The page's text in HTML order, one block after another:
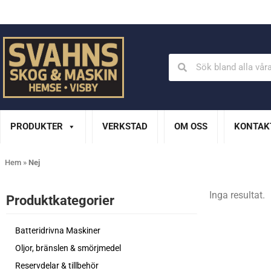
PRODUKTER VERKSTAD OM OSS
Hem » Nej
Produktkategorier​
Batteridrivna Maskiner
Oljor, bränslen & smörjmedel
Reservdelar & tillbehör
Inga resultat.